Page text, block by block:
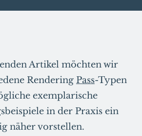
Artikel möchten wir
Rendering Pass-Typen
exemplarische
in der Praxis ein
näher vorstellen.